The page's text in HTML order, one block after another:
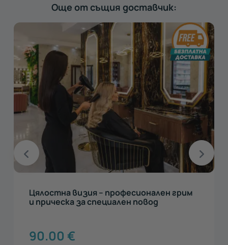
Още от същия доставчик:
Копринена грижа – маникюр и педикюр с
гел лак
65.00 €